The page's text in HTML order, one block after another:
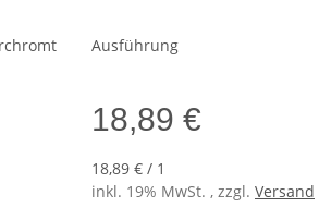
Ausführung
18,89 €
18,89 € / 1
inkl. 19% MwSt. , zzgl. Versand